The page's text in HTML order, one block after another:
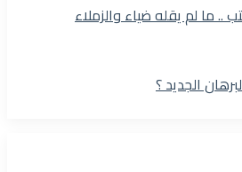
.. ما لم يقله ضياء والزملاء
الجديد ؟